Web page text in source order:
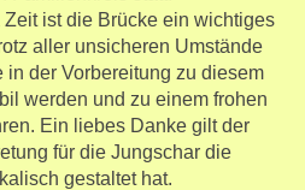
ist die Brücke ein wichtiges
aller unsicheren Umstände
in der Vorbereitung zu diesem
werden und zu einem frohen
Ein liebes Danke gilt der
für die Jungschar die
gestaltet hat.